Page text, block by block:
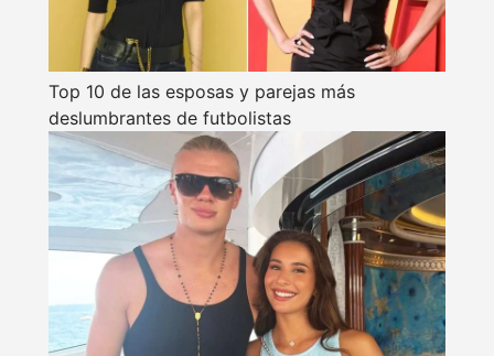
Top 10 de las esposas y parejas más
deslumbrantes de futbolistas